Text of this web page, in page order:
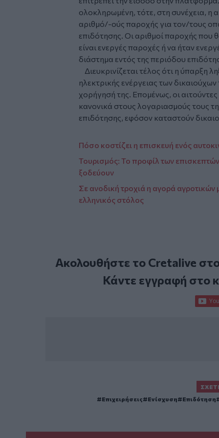
ολοκληρωμένη, τότε, στη συνέχεια, η
αριθμό/-ούς παροχής για τον/τους
επιδότησης. Οι αριθμοί παροχής που
είναι ενεργές παροχές ή να ήταν
διάστημα εντός της περιόδου
Διευκρινίζεται τέλος ότι η ύπαρξη
ηλεκτρικής ενέργειας των
χορήγησή της. Επομένως, οι
κανονικά στους λογαριασμούς τους
επιδότησης, εφόσον καταστούν
Πόσο κοστίζει η επισκευή ενός
Τουρισμός: Το προφίλ των
ξοδεύουν
Σε ανοδική τροχιά η αγορά
ελληνικός στόλος
Ακολουθήστε το Cretalive
Κάντε εγγραφή στο
Επιχειρήσεις
Ενίσχυση Επιδότηση